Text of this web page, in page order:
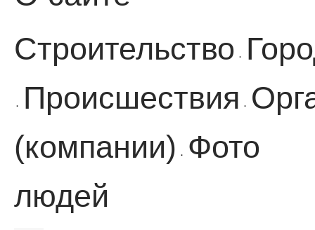
Строительство ·
· Происшествия ·
(компании)
·
Фото
людей